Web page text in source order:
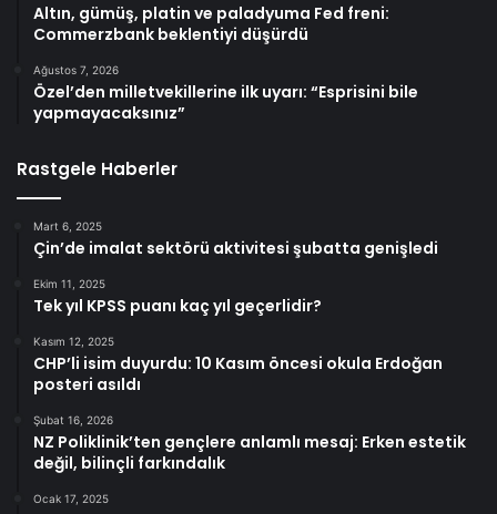
Altın, gümüş, platin ve paladyuma Fed freni:
Commerzbank beklentiyi düşürdü
Ağustos 7, 2026
Özel’den milletvekillerine ilk uyarı: “Esprisini bile
yapmayacaksınız”
Rastgele Haberler
Mart 6, 2025
Çin’de imalat sektörü aktivitesi şubatta genişledi
Ekim 11, 2025
Tek yıl KPSS puanı kaç yıl geçerlidir?
Kasım 12, 2025
CHP’li isim duyurdu: 10 Kasım öncesi okula Erdoğan
posteri asıldı
Şubat 16, 2026
NZ Poliklinik’ten gençlere anlamlı mesaj: Erken estetik
değil, bilinçli farkındalık
Ocak 17, 2025